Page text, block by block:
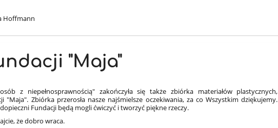
Hoffmann
"Maja"
z niepełnosprawnością" zakończyła się także zbiórka materiałów plastycznych,
Zbiórka przerosła nasze najśmielsze oczekiwania, za co Wszystkim dziękujemy.
Fundacji będą mogli ćwiczyć i tworzyć piękne rzeczy.
że dobro wraca.